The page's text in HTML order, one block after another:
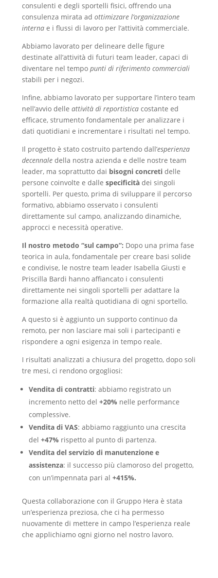
consulenti e degli sportelli fisici, offrendo una
consulenza mirata ad ottimizzare l’organizzazione
interna e i flussi di lavoro per l’attività commerciale.
Abbiamo lavorato per delineare delle figure
destinate all’attività di futuri team leader, capaci di
diventare nel tempo punti di riferimento commerciali
stabili per i negozi.
Infine, abbiamo lavorato per supportare l’intero team
nell’avvio delle attività di reportistica costante ed
efficace, strumento fondamentale per analizzare i
dati quotidiani e incrementare i risultati nel tempo.
Il progetto è stato costruito partendo dall’esperienza
decennale della nostra azienda e delle nostre team
leader, ma soprattutto dai bisogni concreti delle
persone coinvolte e dalle specificità dei singoli
sportelli. Per questo, prima di sviluppare il percorso
formativo, abbiamo osservato i consulenti
direttamente sul campo, analizzando dinamiche,
approcci e necessità operative.
Il nostro metodo “sul campo”: Dopo una prima fase
teorica in aula, fondamentale per creare basi solide
e condivise, le nostre team leaderIsabella Giusti e
Priscilla Bardi hanno affiancato i consulenti
direttamente nei singoli sportelli per adattare la
formazione alla realtà quotidiana di ogni sportello.
A questo si è aggiunto un supporto continuo da
remoto, per non lasciare mai soli i partecipanti e
rispondere a ogni esigenza in tempo reale.
I risultati analizzati a chiusura del progetto, dopo soli
tre mesi, ci rendono orgogliosi:
Vendita di contratti: abbiamo registrato un
incremento netto del +20% nelle performance
complessive.
Vendita di VAS: abbiamo raggiunto una crescita
del +47% rispetto al punto di partenza.
Vendita del servizio di manutenzione e
assistenza: il successo più clamoroso del progetto,
con un’impennata pari al +415%.
Questa collaborazione con il Gruppo Hera è stata
un’esperienza preziosa, che ci ha permesso
nuovamente di mettere in campo l’esperienza reale
che applichiamo ogni giorno nel nostro lavoro.